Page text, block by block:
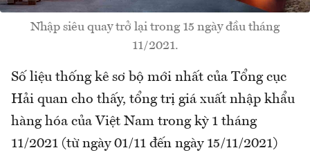
Nhập siêu quay trở lại trong 15 ngày đầu tháng
11/2021.
​Số liệu thống kê sơ bộ mới nhất của Tổng cục
Hải quan cho thấy, tổng trị giá xuất nhập khẩu
hàng hóa của Việt Nam trong kỳ 1 tháng
11/2021 (từ ngày 01/11 đến ngày 15/11/2021)